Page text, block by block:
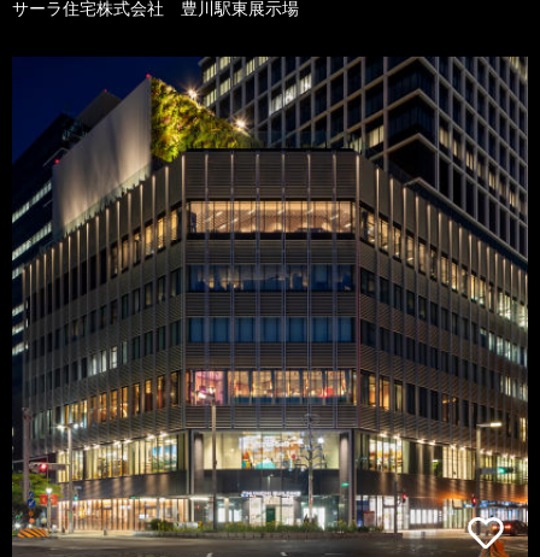
サーラ住宅株式会社 豊川駅東展示場